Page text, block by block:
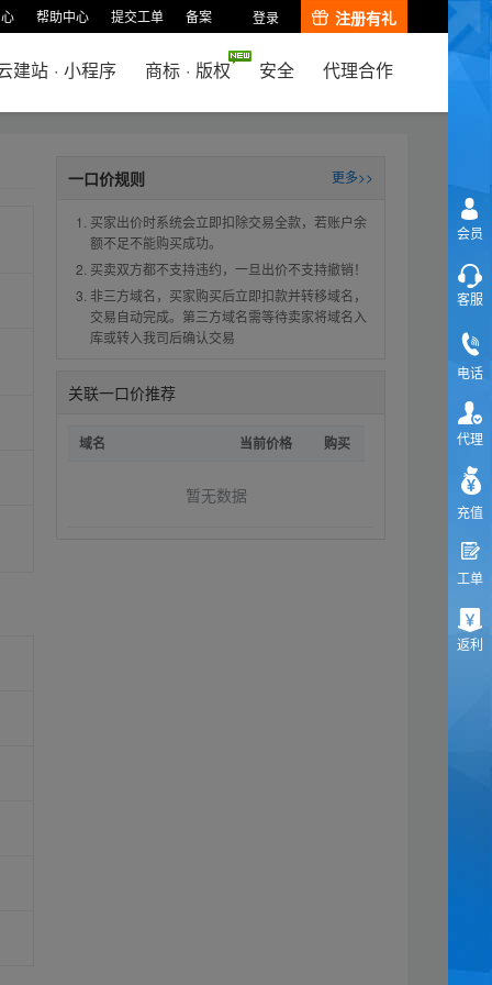
帮助中心 提交工单 备案 登录 注册有礼
建站 · 小程序 商标 · 版权 安全 代理合作
一口价规则 更多>>
买家出价时系统会立即扣除交易全款，若账户余
额不足不能购买成功。
买卖双方都不支持违约，一旦出价不支持撤销！
非三方域名，买家购买后立即扣款并转移域名，
交易自动完成。第三方域名需等待卖家将域名入
库或转入我司后确认交易
关联一口价推荐
域名 当前价格 购买
暂无数据
会员
客服
电话
代理
充值
工单
返利